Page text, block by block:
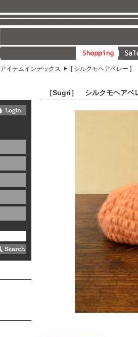
アイテムインデックス [ シルクモヘアベレー ]
［Sugri］ シルクモヘアベ